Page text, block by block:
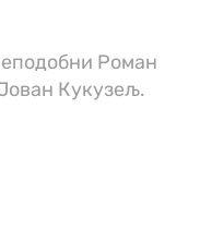
Роман
Кукузељ.